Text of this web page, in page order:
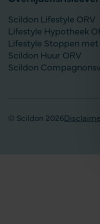
Scildon Lifestyle ORV
Lifestyle Hypotheek
Lifestyle Stoppen met
Scildon Huur ORV
Scildon
© Scildon 2026